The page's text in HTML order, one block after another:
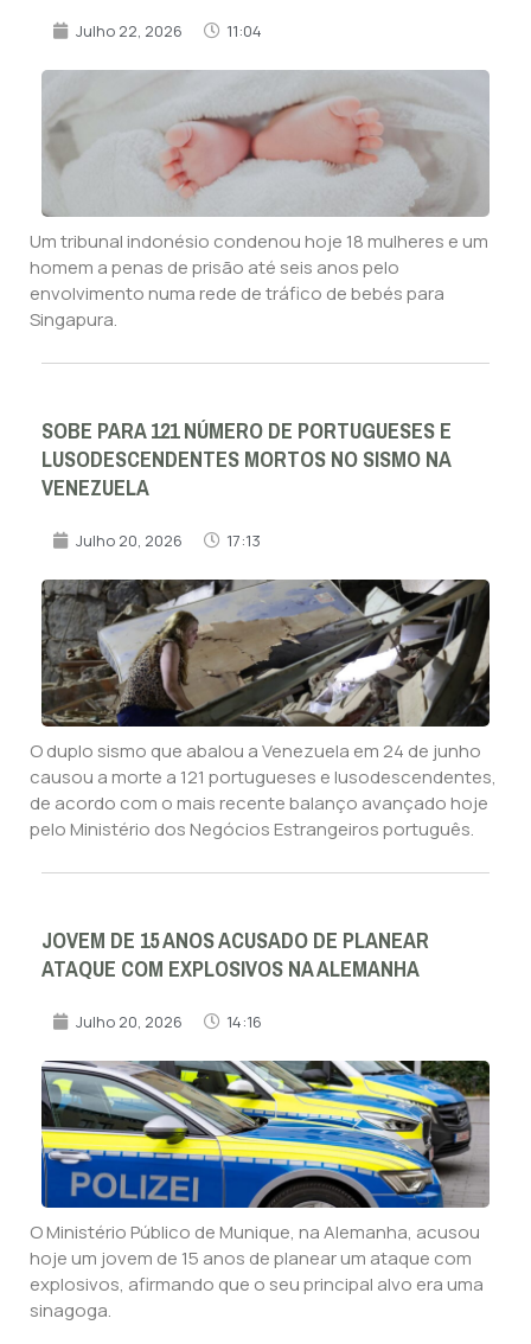
Julho 22, 2026 11:04
Um tribunal indonésio condenou hoje 18 mulheres e um
homem a penas de prisão até seis anos pelo
envolvimento numa rede de tráfico de bebés para
Singapura.
SOBE PARA 121 NÚMERO DE PORTUGUESES E
LUSODESCENDENTES MORTOS NO SISMO NA
VENEZUELA
Julho 20, 2026 17:13
O duplo sismo que abalou a Venezuela em 24 de junho
causou a morte a 121 portugueses e lusodescendentes,
de acordo com o mais recente balanço avançado hoje
pelo Ministério dos Negócios Estrangeiros português.
JOVEM DE 15 ANOS ACUSADO DE PLANEAR
ATAQUE COM EXPLOSIVOS NA ALEMANHA
Julho 20, 2026 14:16
O Ministério Público de Munique, na Alemanha, acusou
hoje um jovem de 15 anos de planear um ataque com
explosivos, afirmando que o seu principal alvo era uma
sinagoga.